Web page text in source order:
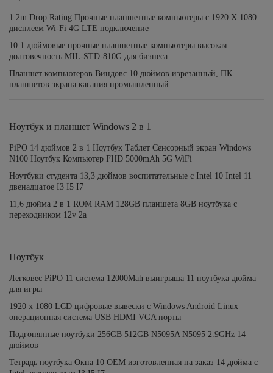
1.2m Drop Rating Прочные планшетные компьютеры с 1920 X 1080
дисплеем Wi-Fi 4G LTE подключение
10.1 дюймовые прочные планшетные компьютеры высокая
долговечность MIL-STD-810G для бизнеса
Планшет компьютеров Виндовс 10 дюймов изрезанный, ПК
планшетов экрана касания промышленный
Ноутбук и планшет Windows 2 в 1
PiPO 14 дюймов 2 в 1 Ноутбук Таблет Сенсорный экран Windows
N100 Ноутбук Компьютер FHD 5000mAh 5G WiFi
Ноутбуки студента 13,3 дюймов воспитательные с Intel 10 Intel 11
двенадцатое I3 I5 I7
11,6 дюйма 2 в 1 ROM RAM 128GB планшета 8GB ноутбука с
переходником 12v 2a
Ноутбук
Легковес PiPO 11 система 12000Mah выигрыша 11 ноутбука дюйма
для игры
1920 x 1080 LCD цифровые вывески с Windows Android Linux
операционная система USB HDMI VGA порты
Подгонянные ноутбуки 256GB 512GB N5095A N5095 2.9GHz 14
дюймов
Тетрадь ноутбука Окна 10 OEM изготовленная на заказ 14 дюйма с